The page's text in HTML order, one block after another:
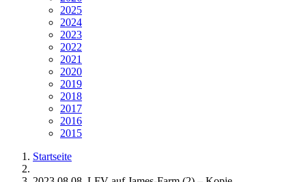
2025
2024
2023
2022
2021
2020
2019
2018
2017
2016
2015
Startseite